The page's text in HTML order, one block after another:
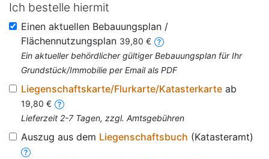
Ich bestelle hiermit
Einen aktuellen Bebauungsplan /
Flächennutzungsplan 39,80 €
Ein aktueller behördlicher gültiger Bebauungsplan für Ihr
Grundstück/Immobilie per Email als PDF
Liegenschaftskarte/Flurkarte/Katasterkarte ab
19,80 €
Lieferzeit 2-7 Tagen, zzgl. Amtsgebühren
Auszug aus dem Liegenschaftsbuch (Katasteramt)